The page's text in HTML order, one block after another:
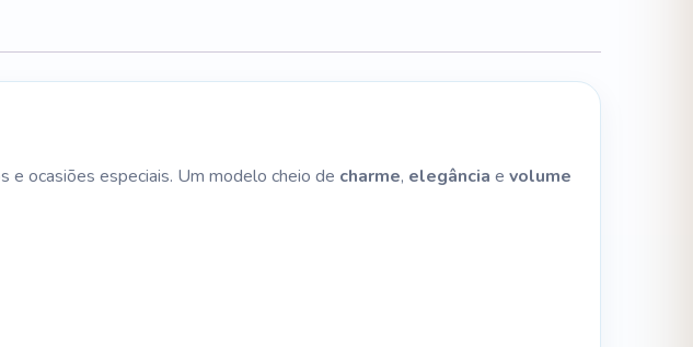
e ocasiões especiais. Um modelo cheio de charme, elegância e volume